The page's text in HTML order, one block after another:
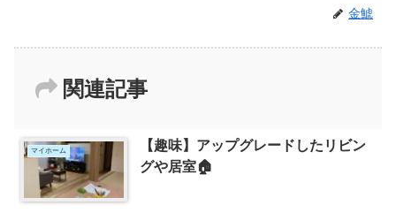
金鯱
関連記事
マイホーム
【趣味】アップグレードしたリビン
グや居室🏠